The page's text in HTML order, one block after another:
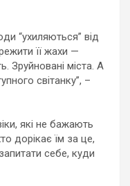
“ухиляються” від
її жахи —
Зруйновані міста. А
світанку”, –
які не бажають
дорікає їм за це,
себе, куди